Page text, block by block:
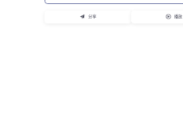
分享 播放